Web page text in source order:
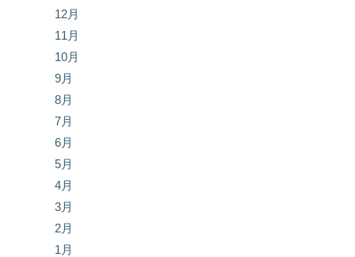
12月
11月
10月
9月
8月
7月
6月
5月
4月
3月
2月
1月